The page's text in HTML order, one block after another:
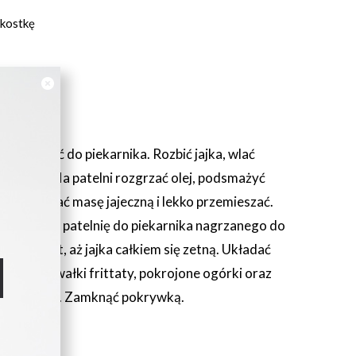
wstawić do piekarnika. Rozbić jajka, wlać
Na patelni rozgrzać olej, podsmażyć
Wlać masę jajeczną i lekko przemieszać.
wstawić patelnię do piekarnika nagrzanego do
10 minut, aż jajka całkiem się zetną. Układać
kawałki frittaty, pokrojone ogórki oraz
omlet itp. Zamknąć pokrywką.